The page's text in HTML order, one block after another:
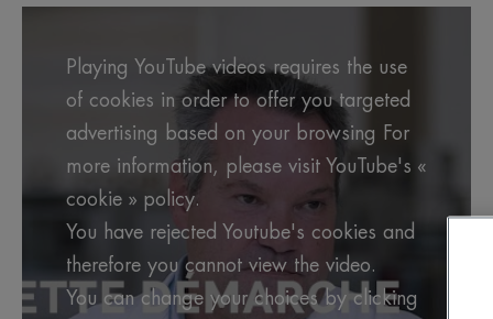
Playing YouTube videos requires the use
of cookies in order to offer you targeted
advertising based on your browsing For
more information, please visit YouTube's «
cookie » policy.
You have rejected Youtube's cookies and
therefore you cannot view the video.
You can change your choices by clicking